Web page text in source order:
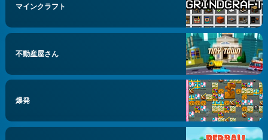
マインクラフト
不動産屋さん
爆発